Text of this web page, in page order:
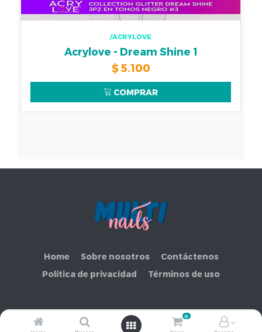
0
/ACRYLOVE
Acrylove - Dream Shine 1
$ 5.100
COMPRAR
Home Sobre nosotros
Contáctenos
Política de privacidad
Términos de uso
Copyright ©COMERCIAL MAKEMORE LIMITADA